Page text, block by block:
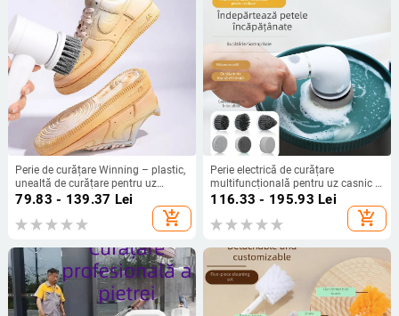
Perie de curățare Winning – plastic,
unealtă de curățare pentru uz
casnic, lansată în 2023
79.83 - 139.37 Lei
add_shopping_cart
Perie electrică de curățare
multifuncțională pentru uz casnic –
corp din plastic, brand Aurechon;
ambalaj Kraft; 36 bucăți în pachet.
116.33 - 195.93 Lei
add_shopping_cart